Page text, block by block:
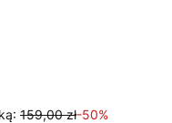
159,00 zł-50%